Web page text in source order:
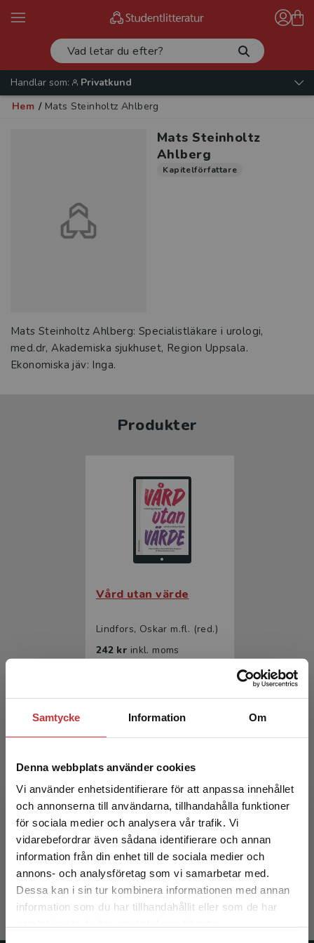
Samtycke Information Om
Denna webbplats använder cookies
Vi använder enhetsidentifierare för att anpassa innehållet
och annonserna till användarna, tillhandahålla funktioner
för sociala medier och analysera vår trafik. Vi
vidarebefordrar även sådana identifierare och annan
information från din enhet till de sociala medier och
annons- och analysföretag som vi samarbetar med.
Dessa kan i sin tur kombinera informationen med annan
information som du har tillhandahållit eller som de har
Begränsad fraktregion
Det verkar som att du besöker
studentlitteratur.se via en enhet utanför Sverige.
Handlar som:
Privatkund
Hem / Mats Steinholtz Ahlberg
Mats Steinholtz
Ahlberg
Kapitelförfattare
Mats Steinholtz Ahlberg: Specialistläkare i urologi,
med.dr, Akademiska sjukhuset, Region Uppsala.
Ekonomiska jäv: Inga.
Produkter
Vård utan värde
Lindfors, Oskar m.fl. (red.)
242 kr inkl. moms
Vård utan värde
Lindfors, Oskar m.fl. (red.)
389 krinkl. moms
Exkl. moms: 367 kr